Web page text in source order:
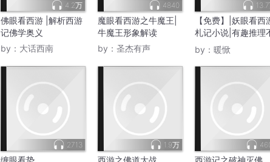
4.2万
佛眼看西游 |解析西游
记佛学奥义
by： 大话西南
4840
魔眼看西游之牛魔王|
牛魔王形象解读
by： 圣杰有声
【免费】|妖眼看西
札记小说|有趣推理
一样西游
by： 暖惞
2713
缠眼看势
1.9万
西游之佛道大战 西游记之破神灭佛